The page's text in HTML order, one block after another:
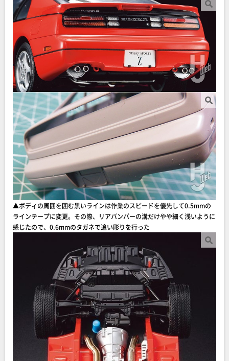
▲ボディの周囲を囲む黒いラインは作業のスピードを優先して0.5mmの
ラインテープに変更。その際、リアバンパーの溝だけやや細く浅いように
感じたので、0.6mmのタガネで追い彫りを行った